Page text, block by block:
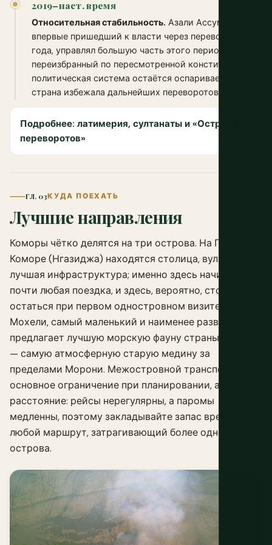
2019–наст. время
Относительная стабильность. Азали Ассумани,
впервые пришедший к власти через переворот 1999
года, управлял большую часть этого периода,
переизбранный по пересмотренной конституции;
политическая система остаётся оспариваемой, но
страна избежала дальнейших переворотов.
Подробнее: латимерия, султанаты и «Острова
переворотов»
ГЛ. 03КУДА ПОЕХАТЬ
Лучшие направления
Коморы чётко делятся на три острова. На Гранд-
Коморе (Нгазиджа) находятся столица, вулкан и
лучшая инфраструктура; именно здесь начинается
почти любая поездка, и здесь, вероятно, стоит
остаться при первом одностровном визите.
Мохели, самый маленький и наименее развитый,
предлагает лучшую морскую фауну страны. Анжуан
— самую атмосферную старую медину за
пределами Морони. Межостровной транспорт —
основное ограничение при планировании, а не
расстояние: рейсы нерегулярны, а паромы
медленны, поэтому закладывайте запас времени в
любой маршрут, затрагивающий более одного
острова.